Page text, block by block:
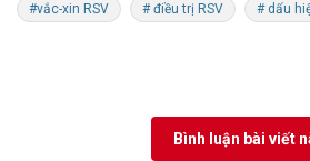
#vắc-xin RSV # điều trị RSV # dấu
Bình luận bài viết